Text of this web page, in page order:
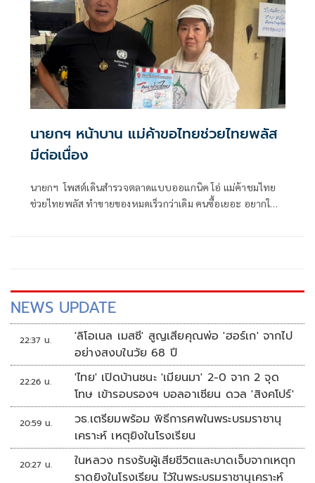
นายกฯ หน้าบาน แม่ค้าขอไทยช่วยไทยพลัส
มีต่อเนื่อง
นายกฯ โพสต์เดินสำรวจตลาดแบบออแกนิค โอ่ แม่ค้าชมไทย
ช่วยไทยพลัส ทำขายของหมดเร็วกว่าเดิม คนซื้อเยอะ อยากให้มี
NEWS UPDATE
22:37 น.
'ลิโอเนล เมสซี' สูญเสียคุณพ่อ 'ฮอร์เก' จากไป
อย่างสงบในวัย 68 ปี
22:26 น.
'ไทย' เปิดบ้านชนะ 'เมียนมา' 2-0 จาก 2 จุด
โทษ เข้ารอบรองฯ บอลอาเซียน ดวล 'สิงคโปร์'
20:59 น.
วธ.เตรียมพร้อม พิธีการศพในพระบรมราชานุ
เคราะห์ เหตุยิงในโรงเรียน
20:27 น.
ในหลวง ทรงรับผู้เสียชีวิตและบาดเจ็บจากเหตุก
ราดยิงในโรงเรียน ไว้ในพระบรมราชานุเคราะห์